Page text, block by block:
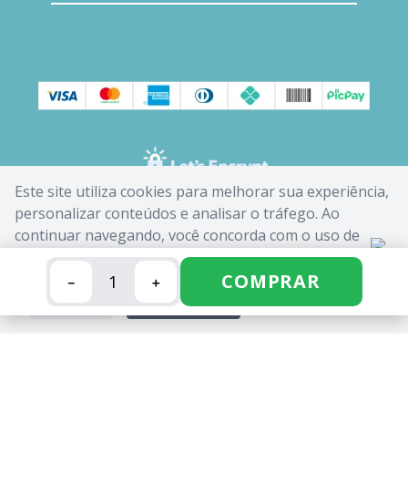
Este site utiliza cookies para melhorar sua experiência,
personalizar conteúdos e analisar o tráfego. Ao
continuar navegando, você concorda com o uso de
cookies. Saiba mais em nossaPolítica de Cookies.
ACEITAR
＋
－ COMPRAR